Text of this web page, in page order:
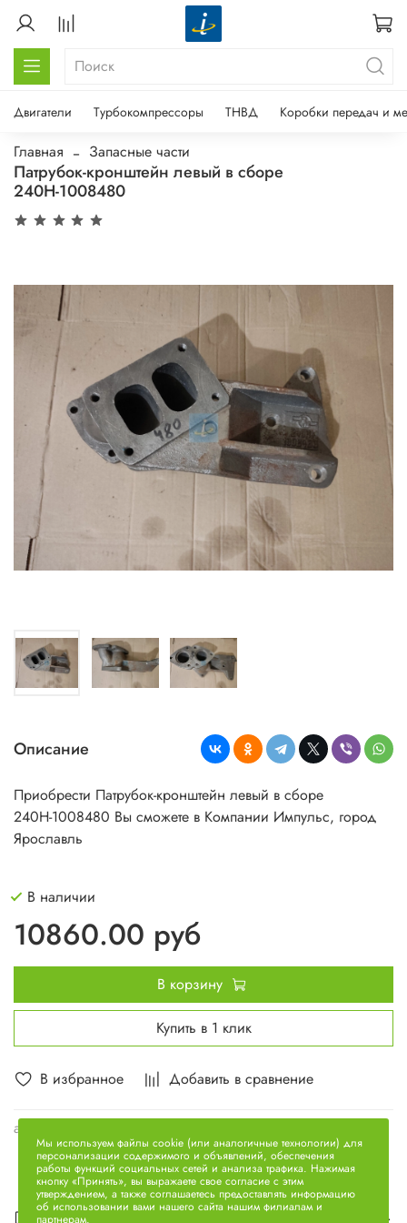
Двигатели Турбокомпрессоры ТНВД Коробки передач и
Главная Запасные части
Патрубок-кронштейн левый в сборе
240Н-1008480
В избранное Добавить в сравнение
арт.
Описание
Приобрести Патрубок-кронштейн левый в сборе
240Н-1008480 Вы сможете в Компании Импульс, город
Ярославль
В наличии
10860.00 руб
В корзину
Купить в 1 клик
Описание
Мы используем файлы cookie (или аналогичные технологии) для
персонализации содержимого и объявлений, обеспечения
работы функций социальных сетей и анализа трафика. Нажимая
кнопку «Принять», вы выражаете свое согласие с этим
утверждением, а также соглашаетесь предоставлять информацию
об использовании вами нашего сайта нашим филиалам и
партнерам.